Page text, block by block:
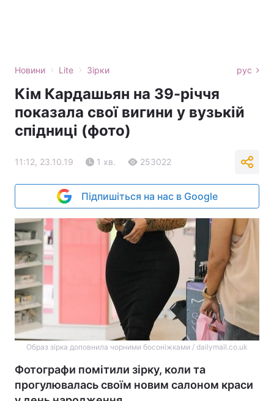
Новини › Lite › Зірки рус
Кім Кардашьян на 39-річчя
показала свої вигини у вузькій
спідниці (фото)
11:12, 23.10.19 1 хв. 253022
Підпишіться на нас в Google
Образ зірка доповнила чорними босоніжками / dailymail.co.uk
Фотографи помітили зірку, коли та
прогулювалась своїм новим салоном краси